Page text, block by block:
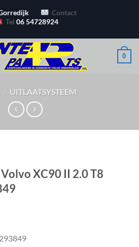
Contact
Tel06 54728924
0
/ UITLAATSYSTEEM
XC90 II 2.0 T8